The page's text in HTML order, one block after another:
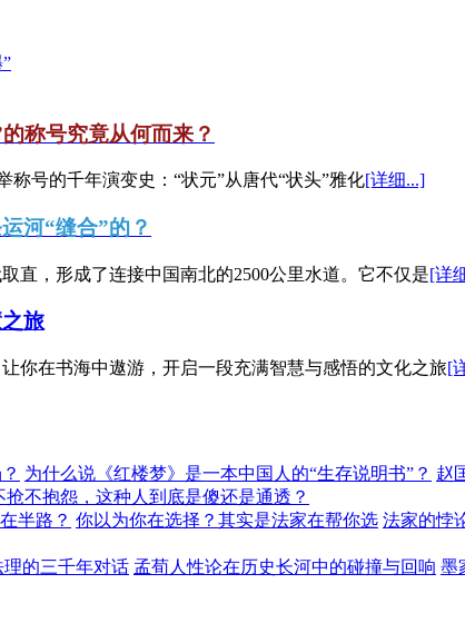
称号究竟从何而来？
称号的千年演变史：“状元”从唐代“状头”雅化[详细...]
河“缝合”的？
直，形成了连接中国南北的2500公里水道。它不仅是[详
旅
你在书海中遨游，开启一段充满智慧与感悟的文化之旅[
为什么说《红楼梦》是一本中国人的“生存说明书”？ 赵
抢不抱怨，这种人到底是傻还是通透？
半路？ 你以为你在选择？其实是法家在帮你选 法家的悖
的三千年对话 孟荀人性论在历史长河中的碰撞与回响 墨